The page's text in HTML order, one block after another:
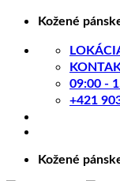
Skip
content
Kožené
09:00 -
+421
Kožené